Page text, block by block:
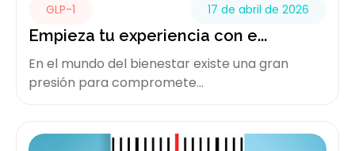
GLP-1 17 de abril de 2026
Empieza tu experiencia con e...
En el mundo del bienestar existe una gran
presión para compromete...